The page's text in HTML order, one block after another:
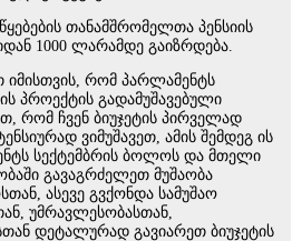
თანამშრომელთა პენსიის
1000 ლარამდე გაიზრდება.
იმისთვის, რომ პარლამენტს
პროექტის გადამუშავებული
რომ ჩვენ ბიუჯეტის პირველად
ვიმუშავეთ, ამის შემდეგ ის
სექტემბრის ბოლოს და მთელი
გავაგრძელეთ მუშაობა
ასევე გვქონდა სამუშაო
უმრავლესობასთან,
დეტალურად გავიარეთ ბიუჯეტის